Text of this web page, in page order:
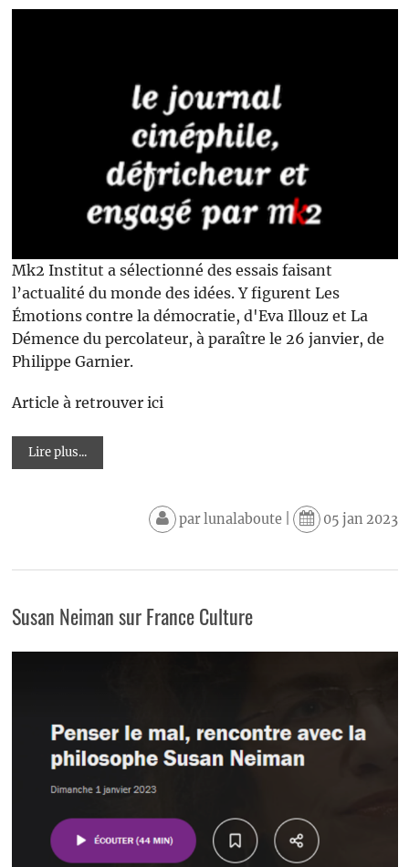
Mk2 Institut a sélectionné des essais faisant
l’actualité du monde des idées. Y figurent Les
Émotions contre la démocratie, d'Eva Illouz et La
Démence du percolateur, à paraître le 26 janvier, de
Philippe Garnier.
Article à retrouver ici
Lire plus...
parlunalaboute| 05 jan 2023
Susan Neiman sur France Culture